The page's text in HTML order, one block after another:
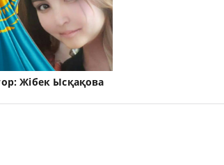
Жібек Ысқақова